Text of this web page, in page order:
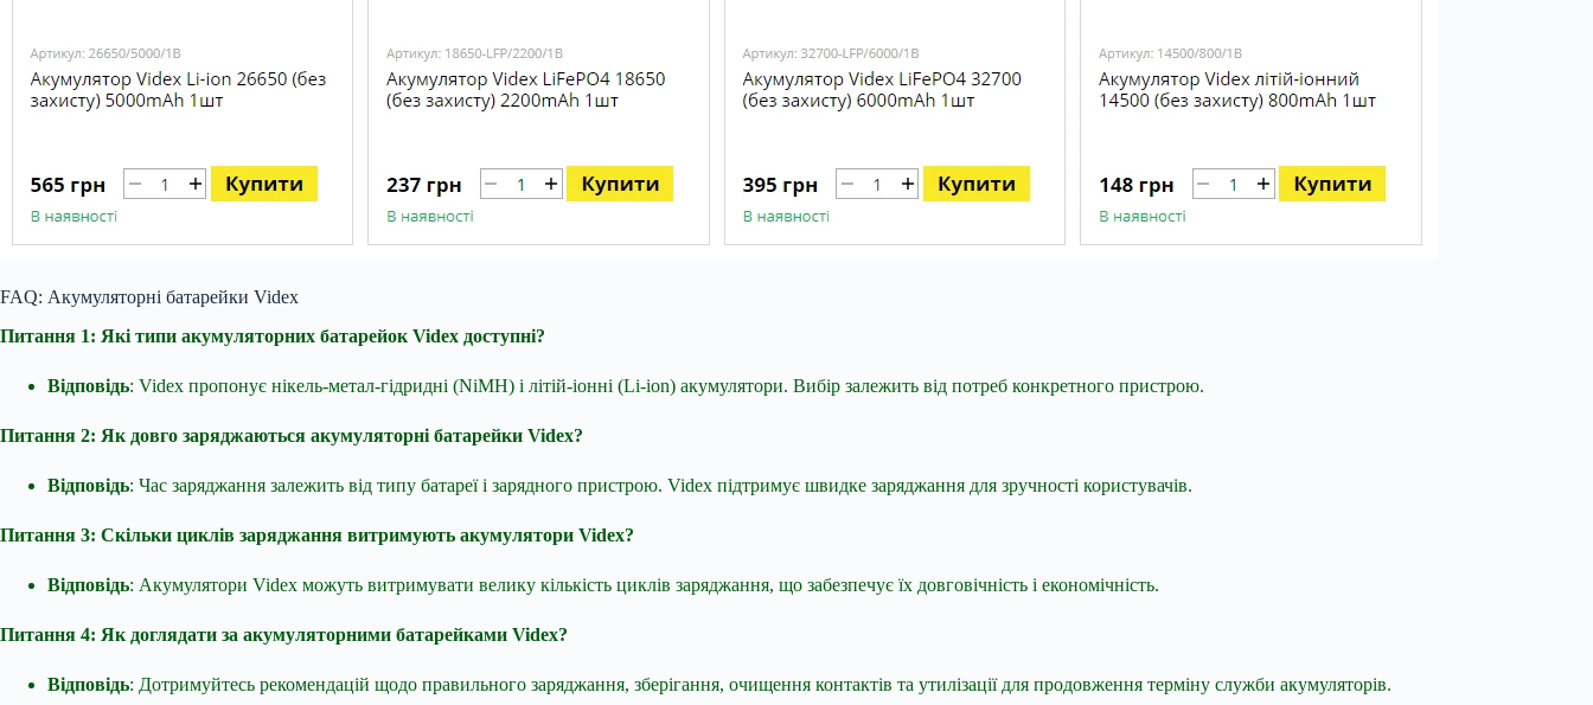
FAQ: Акумуляторні батарейки Videx
Питання 1: Які типи акумуляторних батарейок Videx доступні?
Відповідь: Videx пропонує нікель-метал-гідридні (NiMH) і літій-іонні (Li-ion) акумулятори. Вибір залежить від потреб конкретного пристрою.
Питання 2: Як довго заряджаються акумуляторні батарейки Videx?
Відповідь: Час заряджання залежить від типу батареї і зарядного пристрою. Videx підтримує швидке заряджання для зручності користувачів.
Питання 3: Скільки циклів заряджання витримують акумулятори Videx?
Відповідь: Акумулятори Videx можуть витримувати велику кількість циклів заряджання, що забезпечує їх довговічність і економічність.
Питання 4: Як доглядати за акумуляторними батарейками Videx?
Відповідь: Дотримуйтесь рекомендацій щодо правильного заряджання, зберігання, очищення контактів та утилізації для продовження терміну служби акумуляторів.